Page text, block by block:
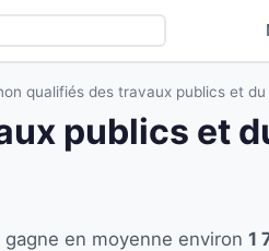
qualifiés des travaux publics et
publics et
en moyenne environ 1